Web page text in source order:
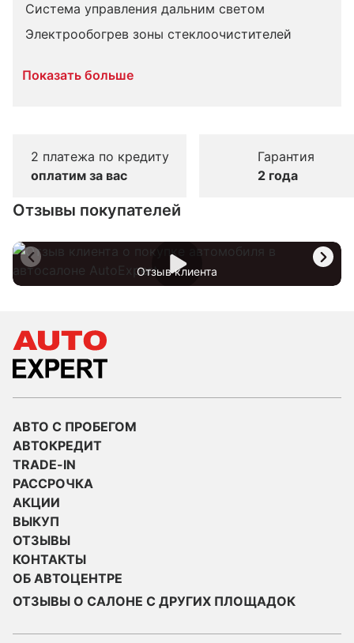
Система управления дальним светом
Электрообогрев зоны стеклоочистителей
Показать больше
2 платежа по кредиту
оплатим за вас
Гарантия
2 года
Отзывы покупателей
Отзыв клиента
АВТО С ПРОБЕГОМ
АВТОКРЕДИТ
TRADE-IN
РАССРОЧКА
АКЦИИ
ВЫКУП
ОТЗЫВЫ
КОНТАКТЫ
ОБ АВТОЦЕНТРЕ
ОТЗЫВЫ О САЛОНЕ С ДРУГИХ ПЛОЩАДОК